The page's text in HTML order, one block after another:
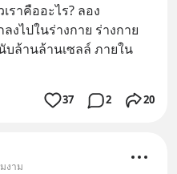
ราคืออะไร? ลอง
งไปในร่างกาย ร่างกาย
บล้านล้านเซลล์ ภายใน
37 2 20
งาม